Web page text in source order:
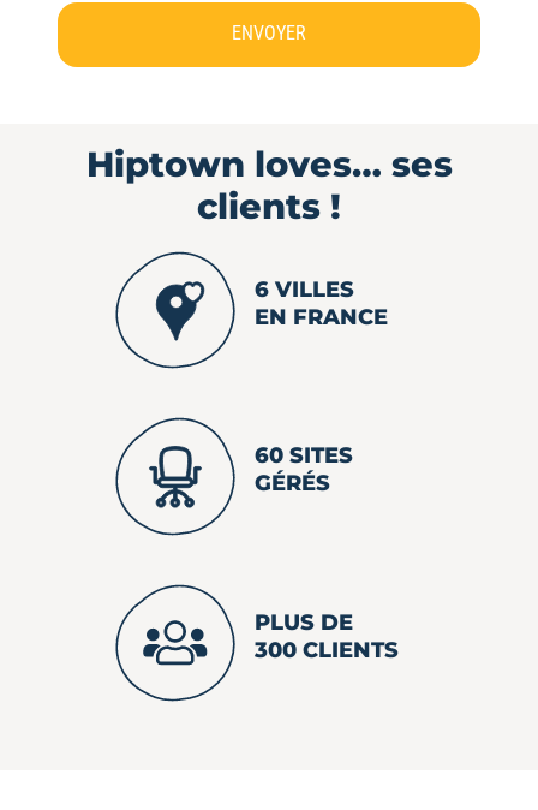
ENVOYER
Hiptown loves… ses
clients !
6 VILLES
EN FRANCE
60 SITES
GÉRÉS
PLUS DE
300 CLIENTS